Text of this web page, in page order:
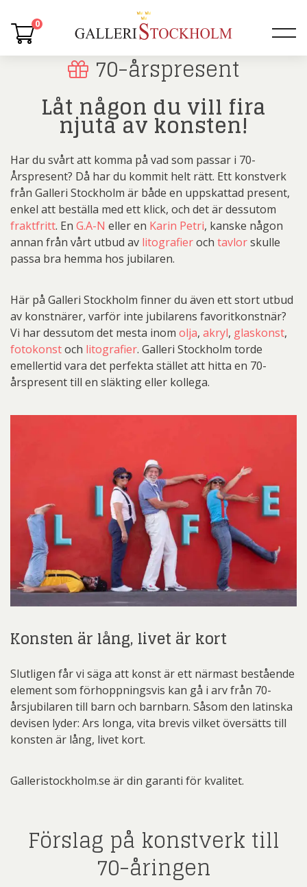
0
70-årspresent
Låt någon du vill fira
njuta av konsten!
Har du svårt att komma på vad som passar i 70-
Årspresent? Då har du kommit helt rätt. Ett konstverk
från Galleri Stockholm är både en uppskattad present,
enkel att beställa med ett klick, och det är dessutom
fraktfritt. En G.A-N eller en Karin Petri, kanske någon
annan från vårt utbud av litografieroch tavlorskulle
passa bra hemma hos jubilaren.
Här på Galleri Stockholm finner du även ett stort utbud
av konstnärer, varför inte jubilarens favoritkonstnär?
Vi har dessutom det mesta inom olja, akryl, glaskonst,
fotokonstoch litografier. Galleri Stockholm torde
emellertid vara det perfekta stället att hitta en 70-
årspresent till en släkting eller kollega.
Konsten är lång, livet är kort
Slutligen får vi säga att konst är ett närmast bestående
element som förhoppningsvis kan gå i arv från 70-
årsjubilaren till barn och barnbarn. Såsom den latinska
devisen lyder: Ars longa, vita brevis vilket översätts till
konsten är lång, livet kort.
Galleristockholm.se är din garanti för kvalitet.
Förslag på konstverk till
70-åringen